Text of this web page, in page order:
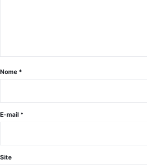
Nome *
E-mail *
Site